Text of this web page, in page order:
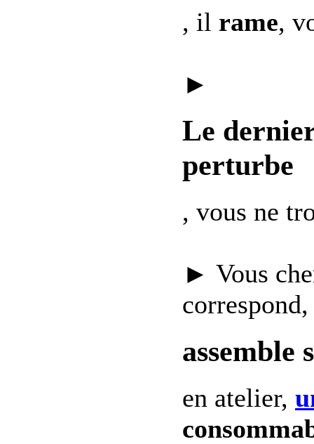
, il rame,
►
Le
perturbe
, vous ne
► Vous
correspond,
assemble
en atelier,